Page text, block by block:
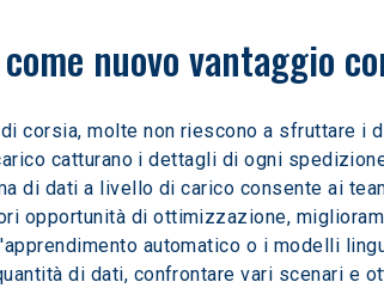
nuovo vantaggio
catturano i dettagli di ogni
di dati a livello di carico consente ai
opportunità di ottimizzazione,
automatico o i modelli
di dati, confrontare vari scenari e